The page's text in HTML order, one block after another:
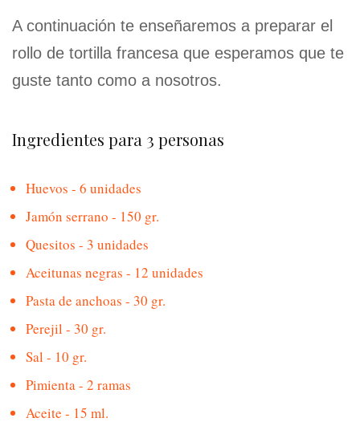
A continuación te enseñaremos a preparar el
rollo de tortilla francesa que esperamos que te
guste tanto como a nosotros.
Ingredientes para 3 personas
Huevos - 6 unidades
Jamón serrano - 150 gr.
Quesitos - 3 unidades
Aceitunas negras - 12 unidades
Pasta de anchoas - 30 gr.
Perejil - 30 gr.
Sal - 10 gr.
Pimienta - 2 ramas
Aceite - 15 ml.